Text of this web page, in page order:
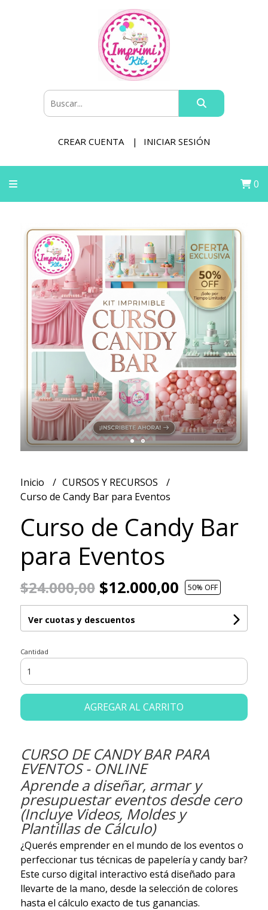
CREAR CUENTA INICIAR SESIÓN
0
Inicio
CURSOS Y RECURSOS
Curso de Candy Bar para Eventos
Curso de Candy Bar
para Eventos
$24.000,00$12.000,00 50% OFF
Ver cuotas y descuentos
Cantidad
AGREGAR AL CARRITO
CURSO DE CANDY BAR PARA
EVENTOS - ONLINE
Aprende a diseñar, armar y
presupuestar eventos desde cero
(Incluye Videos, Moldes y
Plantillas de Cálculo)
¿Querés emprender en el mundo de los eventos o
perfeccionar tus técnicas de papelería y candy bar?
Este curso digital interactivo está diseñado para
llevarte de la mano, desde la selección de colores
hasta el cálculo exacto de tus ganancias.